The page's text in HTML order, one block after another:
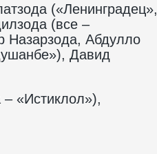
(«Ленинградец»,
(все –
Назарзода, Абдулло
Давид
«Истиклол»),